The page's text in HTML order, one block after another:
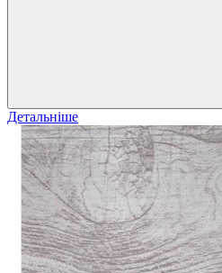
Детальніше